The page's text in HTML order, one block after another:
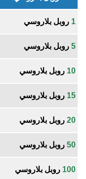
1 روبل بلاروسي
5 روبل بلاروسي
10 روبل بلاروسي
15 روبل بلاروسي
20 روبل بلاروسي
50 روبل بلاروسي
100 روبل بلاروسي